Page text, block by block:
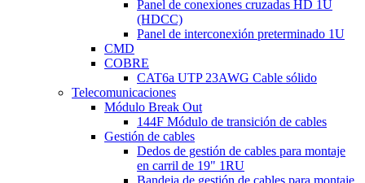
Panel de conexiones cruzadas HD 1U
(HDCC)
Panel de interconexión preterminado 1U
CMD
COBRE
CAT6a UTP 23AWG Cable sólido
Telecomunicaciones
Módulo Break Out
144F Módulo de transición de cables
Gestión de cables
Dedos de gestión de cables para montaje
en carril de 19" 1RU